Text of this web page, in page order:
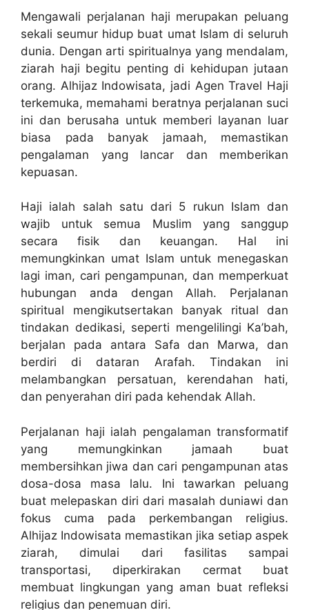
Mengawali perjalanan haji merupakan peluang
sekali seumur hidup buat umat Islam di seluruh
dunia. Dengan arti spiritualnya yang mendalam,
ziarah haji begitu penting di kehidupan jutaan
orang. Alhijaz Indowisata, jadi Agen Travel Haji
terkemuka, memahami beratnya perjalanan suci
ini dan berusaha untuk memberi layanan luar
biasa pada banyak jamaah, memastikan
pengalaman yang lancar dan memberikan
kepuasan.
Haji ialah salah satu dari 5 rukun Islam dan
wajib untuk semua Muslim yang sanggup
secara fisik dan keuangan. Hal ini
memungkinkan umat Islam untuk menegaskan
lagi iman, cari pengampunan, dan memperkuat
hubungan anda dengan Allah. Perjalanan
spiritual mengikutsertakan banyak ritual dan
tindakan dedikasi, seperti mengelilingi Ka’bah,
berjalan pada antara Safa dan Marwa, dan
berdiri di dataran Arafah. Tindakan ini
melambangkan persatuan, kerendahan hati,
dan penyerahan diri pada kehendak Allah.
Perjalanan haji ialah pengalaman transformatif
yang memungkinkan jamaah buat
membersihkan jiwa dan cari pengampunan atas
dosa-dosa masa lalu. Ini tawarkan peluang
buat melepaskan diri dari masalah duniawi dan
fokus cuma pada perkembangan religius.
Alhijaz Indowisata memastikan jika setiap aspek
ziarah, dimulai dari fasilitas sampai
transportasi, diperkirakan cermat buat
membuat lingkungan yang aman buat refleksi
religius dan penemuan diri.